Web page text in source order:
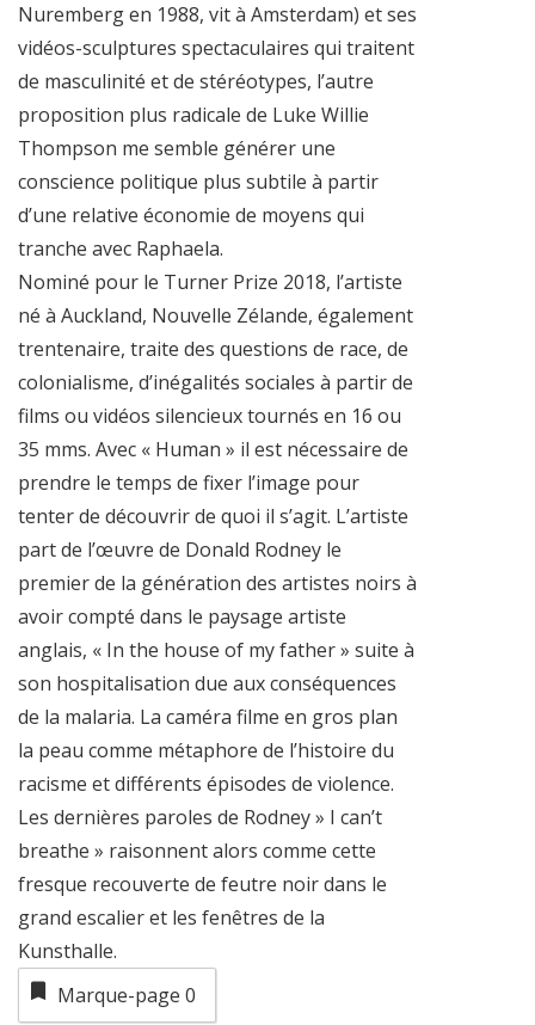
Nuremberg en 1988, vit à Amsterdam) et ses
vidéos-sculptures spectaculaires qui traitent
de masculinité et de stéréotypes, l’autre
proposition plus radicale de Luke Willie
Thompson me semble générer une
conscience politique plus subtile à partir
d’une relative économie de moyens qui
tranche avec Raphaela.
Nominé pour le Turner Prize 2018, l’artiste
né à Auckland, Nouvelle Zélande, également
trentenaire, traite des questions de race, de
colonialisme, d’inégalités sociales à partir de
films ou vidéos silencieux tournés en 16 ou
35 mms. Avec « Human » il est nécessaire de
prendre le temps de fixer l’image pour
tenter de découvrir de quoi il s’agit. L’artiste
part de l’œuvre de Donald Rodney le
premier de la génération des artistes noirs à
avoir compté dans le paysage artiste
anglais, « In the house of my father » suite à
son hospitalisation due aux conséquences
de la malaria. La caméra filme en gros plan
la peau comme métaphore de l’histoire du
racisme et différents épisodes de violence.
Les dernières paroles de Rodney » I can’t
breathe » raisonnent alors comme cette
fresque recouverte de feutre noir dans le
grand escalier et les fenêtres de la
Kunsthalle.
Marque-page 0